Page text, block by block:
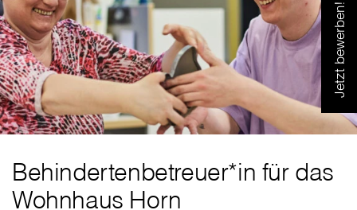
Jetzt bewerben!
Behindertenbetreuer*in für das
Wohnhaus Horn